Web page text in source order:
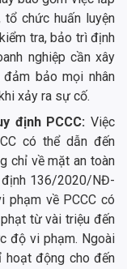
tổ chức huấn luyện
tra, bảo trì định
nghiệp cần xây
bảo mọi nhân
xảy ra sự cố.
định PCCC: Việc
có thể dẫn đến
chỉ về mặt an toàn
định 136/2020/NĐ-
phạm về PCCC có
từ vài triệu đến
độ vi phạm. Ngoài
hoạt động cho đến